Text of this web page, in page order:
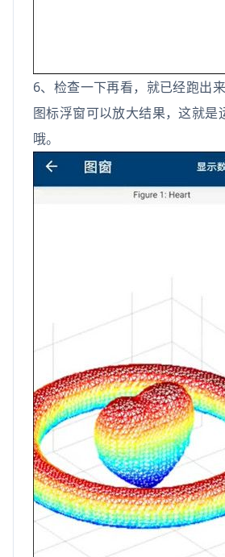
6、检查一下再看，就已经跑出
图标浮窗可以放大结果，这就是
哦。